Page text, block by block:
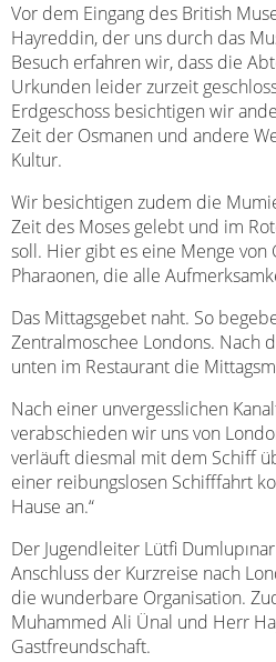
Vor dem Eingang des British
Hayreddin, der uns durch das
Besuch erfahren wir, dass die
Urkunden leider zurzeit
Erdgeschoss besichtigen wir
Zeit der Osmanen und andere
Kultur.
Wir besichtigen zudem die
Zeit des Moses gelebt und im
soll. Hier gibt es eine Menge von
Pharaonen, die alle
Das Mittagsgebet naht. So
Zentralmoschee Londons. Nach
unten im Restaurant die
Nach einer unvergesslichen
verabschieden wir uns von
verläuft diesmal mit dem Schiff
einer reibungslosen Schifffahrt
Hause an.“
Der Jugendleiter Lütfi
Anschluss der Kurzreise nach
die wunderbare Organisation.
Muhammed Ali Ünal und Herr
Gastfreundschaft.